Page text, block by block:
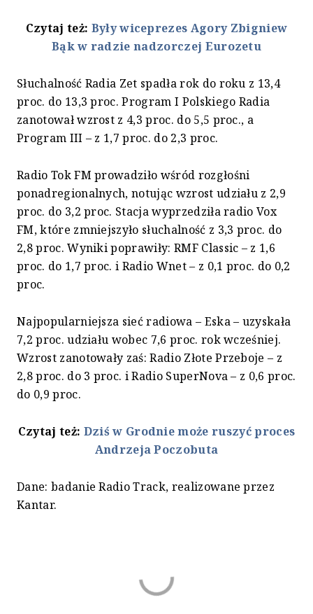
Czytaj też: Były wiceprezes Agory Zbigniew
Bąk w radzie nadzorczej Eurozetu
Słuchalność Radia Zet spadła rok do roku z 13,4
proc. do 13,3 proc. Program I Polskiego Radia
zanotował wzrost z 4,3 proc. do 5,5 proc., a
Program III – z 1,7 proc. do 2,3 proc.
Radio Tok FM prowadziło wśród rozgłośni
ponadregionalnych, notując wzrost udziału z 2,9
proc. do 3,2 proc. Stacja wyprzedziła radio Vox
FM, które zmniejszyło słuchalność z 3,3 proc. do
2,8 proc. Wyniki poprawiły: RMF Classic – z 1,6
proc. do 1,7 proc. i Radio Wnet – z 0,1 proc. do 0,2
proc.
Najpopularniejsza sieć radiowa – Eska – uzyskała
7,2 proc. udziału wobec 7,6 proc. rok wcześniej.
Wzrost zanotowały zaś: Radio Złote Przeboje – z
2,8 proc. do 3 proc. i Radio SuperNova – z 0,6 proc.
do 0,9 proc.
Czytaj też: Dziś w Grodnie może ruszyć proces
Andrzeja Poczobuta
Dane: badanie Radio Track, realizowane przez
Kantar.